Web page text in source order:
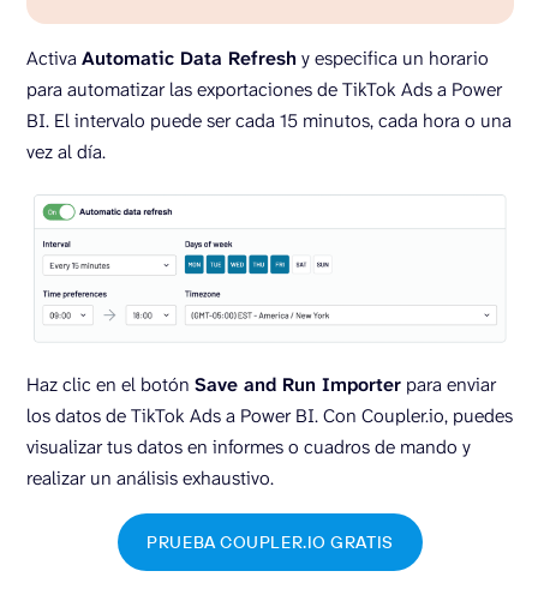
ActivaAutomatic Data Refresh y especifica un horario
para automatizar las exportaciones de TikTok Ads a Power
BI. El intervalo puede ser cada 15 minutos, cada hora o una
vez al día.
Haz clic en el botón Save and Run Importer para enviar
los datos de TikTok Ads a Power BI. Con Coupler.io, puedes
visualizar tus datos en informes o cuadros de mando y
realizar un análisis exhaustivo.
PRUEBA COUPLER.IO GRATIS